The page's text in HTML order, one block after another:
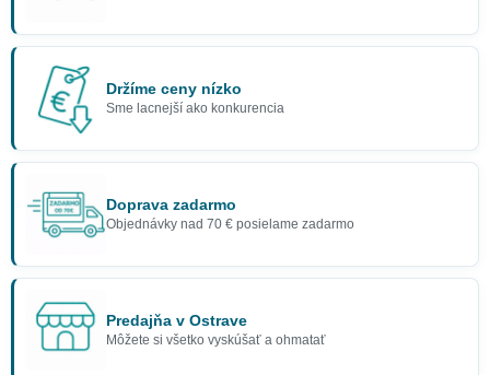
Držíme ceny nízko
Sme lacnejší ako konkurencia
Doprava zadarmo
Objednávky nad 70 € posielame zadarmo
Predajňa v Ostrave
Môžete si všetko vyskúšať a ohmatať